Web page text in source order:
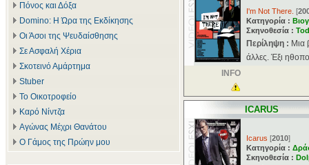
Πόνος και Δόξα
Domino: Η Ώρα της Εκδίκησης
Οι Άσοι της Ψευδαίσθησης
Σε Ασφαλή Χέρια
Σκοτεινό Αμάρτημα
Stuber
Το Οικοτροφείο
Καρό Νίντζα
Αγώνας Μέχρι Θανάτου
Ο Γάμος της Πρώην μου
I'm Not There. [
Κατηγορία :
Σκηνοθεσία :
Περίληψη : Μια
άλλες. Έξι
INFO
ICARUS
Icarus [2010]
Κατηγορία :
Σκηνοθεσία :